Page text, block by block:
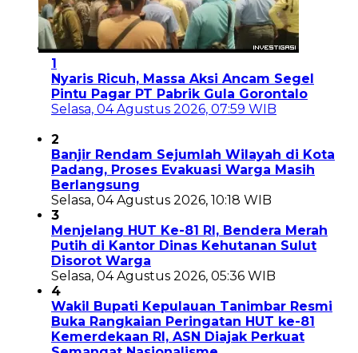
1
Nyaris Ricuh, Massa Aksi Ancam Segel
Pintu Pagar PT Pabrik Gula Gorontalo
Selasa, 04 Agustus 2026, 07:59 WIB
2
Banjir Rendam Sejumlah Wilayah di Kota
Padang, Proses Evakuasi Warga Masih
Berlangsung
Selasa, 04 Agustus 2026, 10:18 WIB
3
Menjelang HUT Ke-81 RI, Bendera Merah
Putih di Kantor Dinas Kehutanan Sulut
Disorot Warga
Selasa, 04 Agustus 2026, 05:36 WIB
4
Wakil Bupati Kepulauan Tanimbar Resmi
Buka Rangkaian Peringatan HUT ke-81
Kemerdekaan RI, ASN Diajak Perkuat